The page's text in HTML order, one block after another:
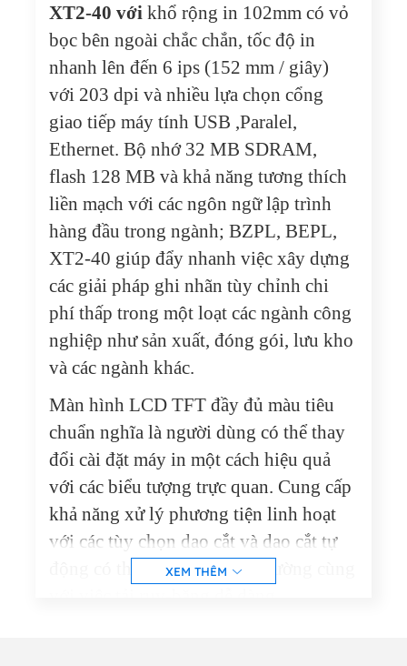
XT2-40 với khổ rộng in 102mm có vỏ
bọc bên ngoài chắc chắn, tốc độ in
nhanh lên đến 6 ips (152 mm / giây)
với 203 dpi và nhiều lựa chọn cổng
giao tiếp máy tính USB ,Paralel,
Ethernet. Bộ nhớ 32 MB SDRAM,
flash 128 MB và khả năng tương thích
liền mạch với các ngôn ngữ lập trình
hàng đầu trong ngành; BZPL, BEPL,
XT2-40 giúp đẩy nhanh việc xây dựng
các giải pháp ghi nhãn tùy chỉnh chi
phí thấp trong một loạt các ngành công
nghiệp như sản xuất, đóng gói, lưu kho
và các ngành khác.
Màn hình LCD TFT đầy đủ màu tiêu
chuẩn nghĩa là người dùng có thể thay
đổi cài đặt máy in một cách hiệu quả
với các biểu tượng trực quan. Cung cấp
khả năng xử lý phương tiện linh hoạt
với các tùy chọn dao cắt và dao cắt tự
động có thể cài đặt tại hiện trường cùng
XEM THÊM